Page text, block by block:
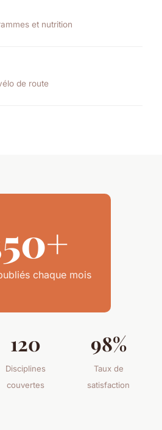
et nutrition
de route
chaque mois
120
Disciplines
couvertes
98%
Taux de
satisfaction